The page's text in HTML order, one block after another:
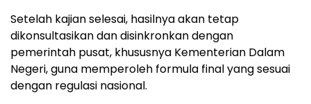
Setelah kajian selesai, hasilnya akan tetap
dikonsultasikan dan disinkronkan dengan
pemerintah pusat, khususnya Kementerian Dalam
Negeri, guna memperoleh formula final yang sesuai
dengan regulasi nasional.